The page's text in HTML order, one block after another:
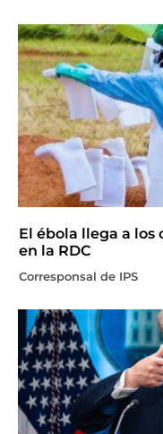
El ébola llega a
en la RDC
Corresponsal de IPS